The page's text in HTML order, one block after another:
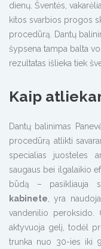
dienų. Šventės,
kitos svarbios progos
procedūrą. Dantų
šypsena tampa balta
rezultatas išlieka tiek
Kaip
Dantų balinimas
procedūrą atlikti
specialias juosteles
saugaus bei ilgalaikio
būdą – pasikliauja
kabinete , yra
vandenilio peroksido.
aktyvuoja gelį, todėl
trunka nuo 30-ies iki